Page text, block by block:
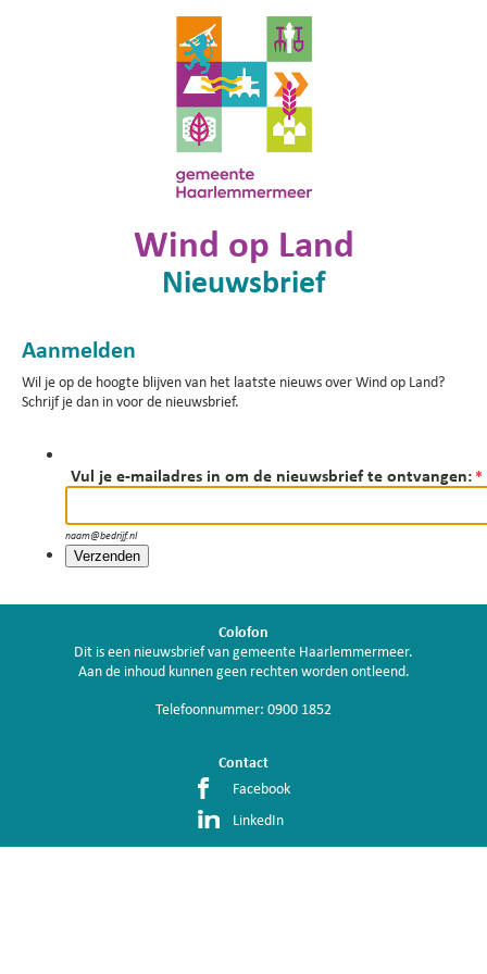
Wind op Land
Nieuwsbrief
Aanmelden
Wil je op de hoogte blijven van het laatste nieuws over Wind op Land?
Schrijf je dan in voor de nieuwsbrief.
Vul je e-mailadres in om de nieuwsbrief te ontvangen: *
naam@bedrijf.nl
Colofon
Dit is een nieuwsbrief van gemeente Haarlemmermeer.
Aan de inhoud kunnen geen rechten worden ontleend.
Telefoonnummer: 0900 1852
Contact
Facebook
LinkedIn